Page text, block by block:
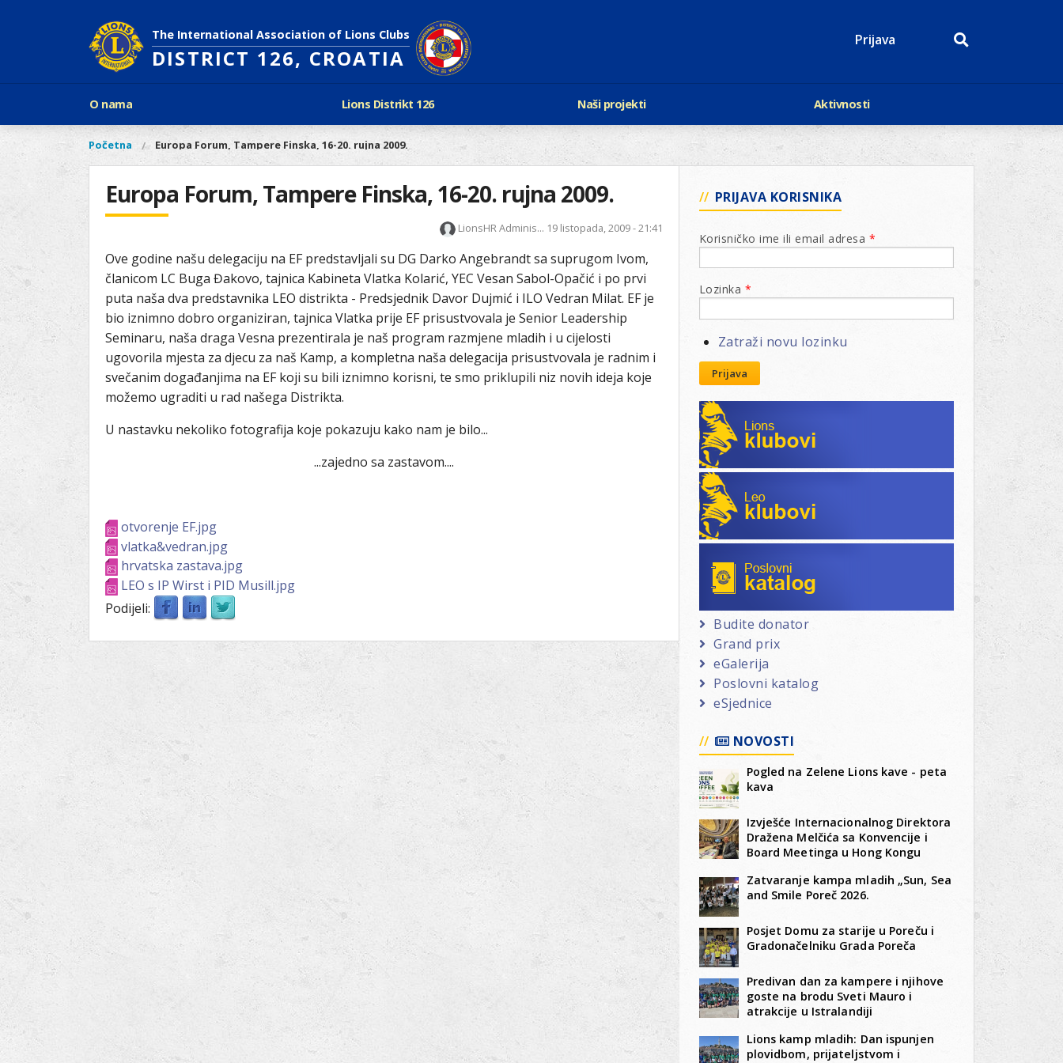
The International Association of Lions Clubs
DISTRICT 126, CROATIA
Prijava
izbornik
O nama
Povijest Lions Internationala
Ciljevi predsjednika LCI
Što treba znati o Lionsima?
Područja djelovanja
Slijepi i slabovidni
Glad
Zaštita okoliša
Rak kod djece
Linkovi
Lions International
Club finder
Lions Distrikt 126
Povijest Lionsa
Lions i Leo klubovi
Gdje se sastaju
Aktualna Lions godina
Aktualno rukovodstvo D-126
Kabinet
Ustroj
Podaci o D-126 i kontakt
Guverneri 126
Rukovodstvo Leo Distrikta
Podaci o LEO D-126 i kontakt
Naši projekti
LCIF
Razmjena mladeži i kamp
Regata jedrima protiv droge
Lions QUEST
Lions vinograd dobrote
Projekti klubova
New Voices
Aktivnosti
Događaji
Kalendar
Lions Magazin
izbornik
nama
Aktivnosti
Vi
ste
ovdje
Početna Europa Forum, Tampere Finska, 16-20. rujna 2009.
Europa Forum, Tampere Finska, 16-20. rujna 2009.
LionsHR Adminis... 19 listopada, 2009 - 21:41
Ove godine našu delegaciju na EF predstavljali su DG Darko Angebrandt sa suprugom Ivom,
članicom LC Buga Đakovo, tajnica Kabineta Vlatka Kolarić, YEC Vesan Sabol-Opačić i po prvi
puta naša dva predstavnika LEO distrikta - Predsjednik Davor Dujmić i ILO Vedran Milat. EF je
bio iznimno dobro organiziran, tajnica Vlatka prije EF prisustvovala je Senior Leadership
Seminaru, naša draga Vesna prezentirala je naš program razmjene mladih i u cijelosti
ugovorila mjesta za djecu za naš Kamp, a kompletna naša delegacija prisustvovala je radnim i
svečanim događanjima na EF koji su bili iznimno korisni, te smo priklupili niz novih ideja koje
možemo ugraditi u rad našega Distrikta.
U nastavku nekoliko fotografija koje pokazuju kako nam je bilo...
...zajedno sa zastavom....
otvorenje EF.jpg
vlatka&vedran.jpg
hrvatska zastava.jpg
LEO s IP Wirst i PID Musill.jpg
Podijeli:
PRIJAVA KORISNIKA
Korisničko ime ili email adresa *
Lozinka *
Zatraži novu lozinku
Prijava
Lions klubovi
Leo klubovi
Budite donator
Grand prix
eGalerija
Poslovni katalog
eSjednice
NOVOSTI
Pogled na Zelene Lions kave - peta
kava
Izvješće Internacionalnog Direktora
Dražena Melčića sa Konvencije i
Board Meetinga u Hong Kongu
Zatvaranje kampa mladih „Sun, Sea
and Smile Poreč 2026.
Posjet Domu za starije u Poreču i
Gradonačelniku Grada Poreča
Predivan dan za kampere i njihove
goste na brodu Sveti Mauro i
atrakcije u Istralandiji
Lions kamp mladih: Dan ispunjen
plovidbom, prijateljstvom i